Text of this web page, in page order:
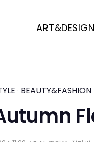
ART&DESIGN
· BEAUTY&FASHION